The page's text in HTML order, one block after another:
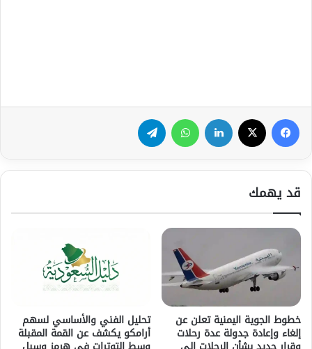
فيسبوك لينكدإن واتساب
قد يهمك
خطوط الجوية اليمنية تعلن عن
إلغاء وإعادة جدولة عدة رحلات
تحليل الفني والأساسي لسهم
أرامكو يكشف عن القمة المقبلة